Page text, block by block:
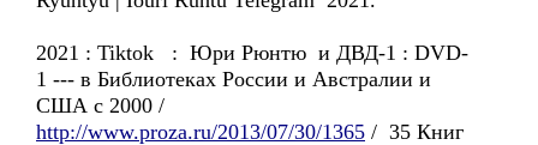
2021 : Tiktok : Юри Рюнтю и ДВД-1 : DVD-
1 --- в Библиотеках России и Австралии и
США с 2000 /
http://www.proza.ru/2013/07/30/1365 / 35 Книг